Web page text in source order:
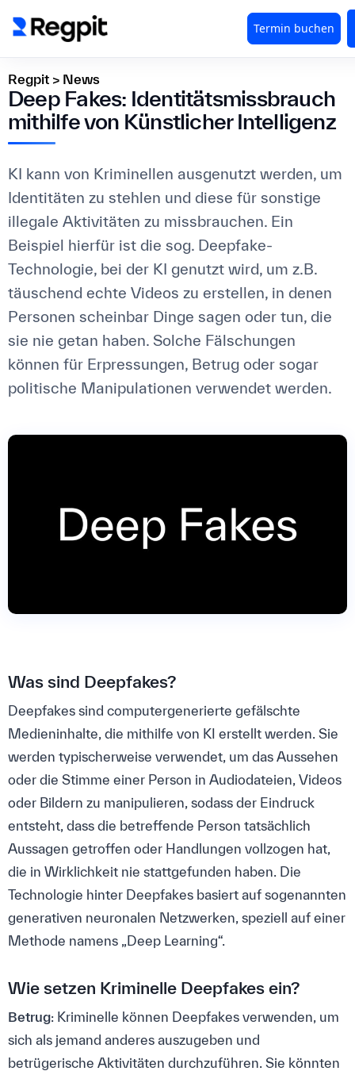
Regpit > News
Deep Fakes: Identitätsmissbrauch
mithilfe von Künstlicher Intelligenz
KI kann von Kriminellen ausgenutzt werden, um
Identitäten zu stehlen und diese für sonstige
illegale Aktivitäten zu missbrauchen. Ein
Beispiel hierfür ist die sog. Deepfake-
Technologie, bei der KI genutzt wird, um z.B.
täuschend echte Videos zu erstellen, in denen
Personen scheinbar Dinge sagen oder tun, die
sie nie getan haben. Solche Fälschungen
können für Erpressungen, Betrug oder sogar
politische Manipulationen verwendet werden.
Was sind Deepfakes?
Deepfakes sind computergenerierte gefälschte
Medieninhalte, die mithilfe von KI erstellt werden. Sie
werden typischerweise verwendet, um das Aussehen
oder die Stimme einer Person in Audiodateien, Videos
oder Bildern zu manipulieren, sodass der Eindruck
entsteht, dass die betreffende Person tatsächlich
Aussagen getroffen oder Handlungen vollzogen hat,
die in Wirklichkeit nie stattgefunden haben. Die
Technologie hinter Deepfakes basiert auf sogenannten
generativen neuronalen Netzwerken, speziell auf einer
Methode namens „Deep Learning“.
Wie setzen Kriminelle Deepfakes ein?
Betrug: Kriminelle können Deepfakes verwenden, um
sich als jemand anderes auszugeben und
betrügerische Aktivitäten durchzuführen. Sie könnten